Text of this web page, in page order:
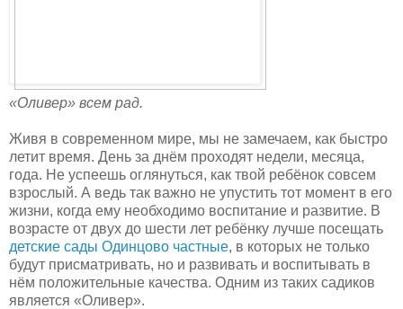
«Оливер» всем рад.
Живя в современном мире, мы не замечаем, как быстро
летит время. День за днём проходят недели, месяца,
года. Не успеешь оглянуться, как твой ребёнок совсем
взрослый. А ведь так важно не упустить тот момент в его
жизни, когда ему необходимо воспитание и развитие. В
возрасте от двух до шести лет ребёнку лучше посещать
детские сады Одинцово частные, в которых не только
будут присматривать, но и развивать и воспитывать в
нём положительные качества. Одним из таких садиков
является «Оливер».